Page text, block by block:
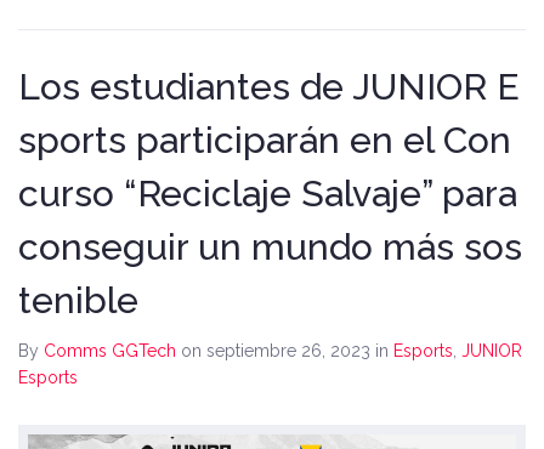
Los estudiantes de JUNIOR E
sports participarán en el Con
curso “Reciclaje Salvaje” para
conseguir un mundo más sos
tenible
By Comms GGTech on septiembre 26, 2023 in Esports, JUNIOR
Esports